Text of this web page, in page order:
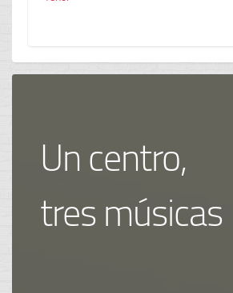
Un centro,
tres músicas